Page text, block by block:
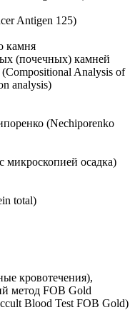
Antigen 125)
камня
(почечных) камней
Analysis of
analysis)
(Nechiporenko
осадка)
total)
кровотечения),
метод FOB Gold
Blood Test FOB Gold)